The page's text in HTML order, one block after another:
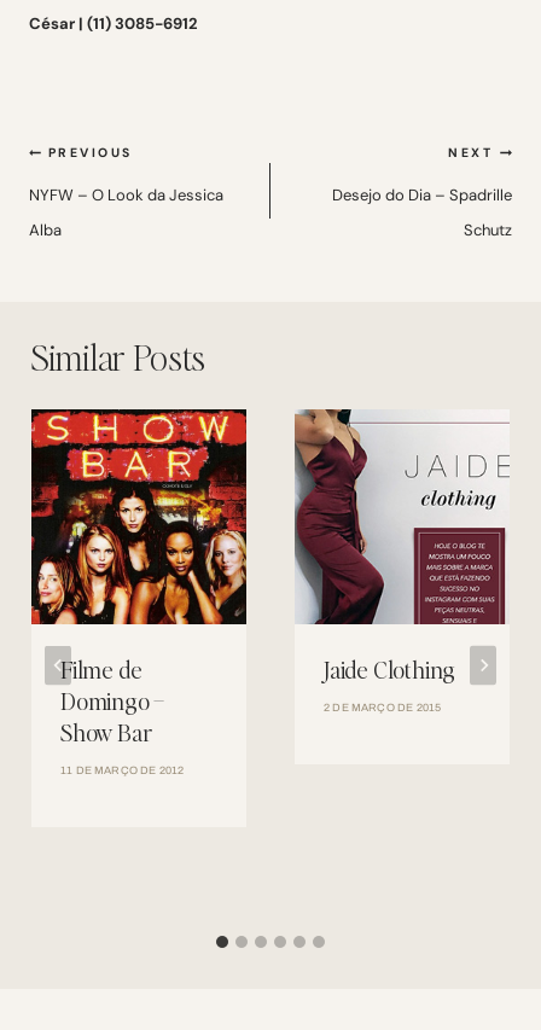
César | (11) 3085-6912
Navegação
de
Post
PREVIOUS
NYFW – O Look da Jessica
Alba
NEXT
Desejo do Dia – Spadrille
Schutz
Similar Posts
Filme de
Domingo –
Show Bar
11 DE MARÇO DE 2012
Jaide Clothing
2 DE MARÇO DE 2015